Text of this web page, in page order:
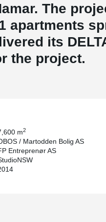
The
apartments
its
the project.
m2
/ Martodden Bolig AS
Entreprenør AS